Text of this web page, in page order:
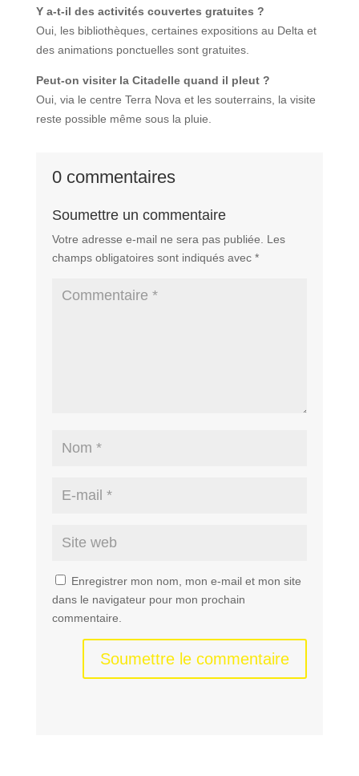
Y a-t-il des activités couvertes gratuites ?
Oui, les bibliothèques, certaines expositions au Delta et
des animations ponctuelles sont gratuites.
Peut-on visiter la Citadelle quand il pleut ?
Oui, via le centre Terra Nova et les souterrains, la visite
reste possible même sous la pluie.
0 commentaires
Soumettre un commentaire
Votre adresse e-mail ne sera pas publiée.
Les
champs obligatoires sont indiqués avec *
Enregistrer mon nom, mon e-mail et mon site
dans le navigateur pour mon prochain
commentaire.
Soumettre le commentaire